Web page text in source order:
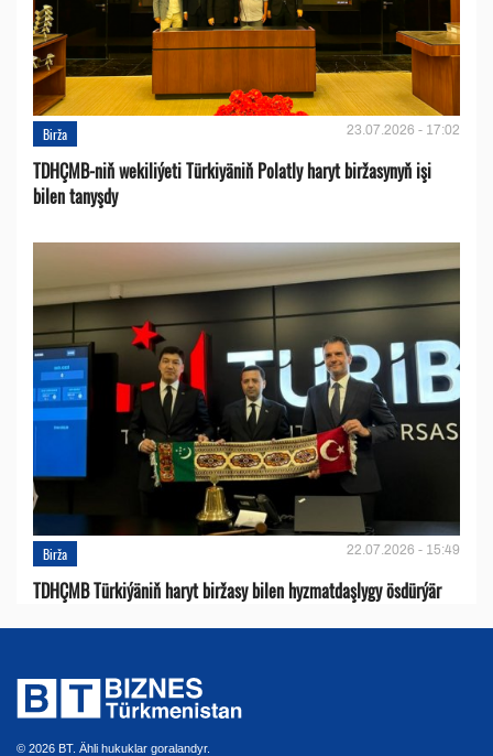
Birža 23.07.2026 - 17:02
TDHÇMB-niň wekiliýeti Türkiyäniň Polatly haryt biržasynyň işi
bilen tanyşdy
Birža 22.07.2026 - 15:49
TDHÇMB Türkiýäniň haryt biržasy bilen hyzmatdaşlygy ösdürýär
© 2026 BT. Ähli hukuklar goralandyr.